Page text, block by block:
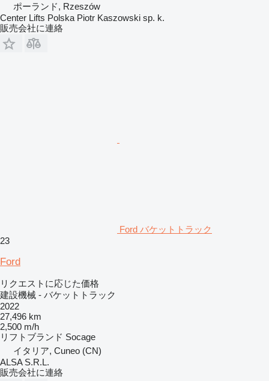
ポーランド, Rzeszów
Center Lifts Polska Piotr Kaszowski sp. k.
販売会社に連絡
Ford バケットトラック
23
Ford
リクエストに応じた価格
建設機械 - バケットトラック
2022
27,496 km
2,500 m/h
リフトブランド Socage
イタリア, Cuneo (CN)
ALSA S.R.L.
販売会社に連絡